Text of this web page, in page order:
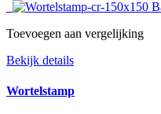
Toevoegen aan vergelijking
Bekijk details
Wortelstamp